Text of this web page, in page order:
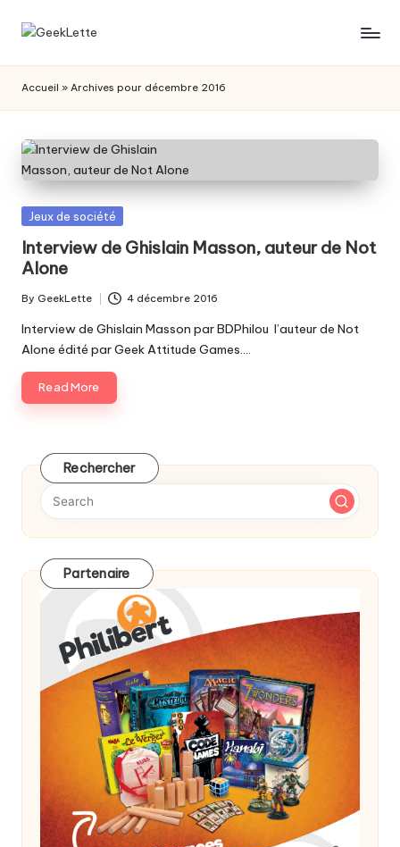
Skip
G
e
e
k
L
e
t
t
e
les
de
société
Accueil » Archives pour décembre 2016
Posted
Jeux de société
Interview de Ghislain Masson, auteur de Not
Alone
Posted
by
By GeekLette 4 décembre 2016
Interview de Ghislain Masson par BDPhilou l’auteur de Not
Alone édité par Geek Attitude Games.…
Read More
Rechercher
Partenaire